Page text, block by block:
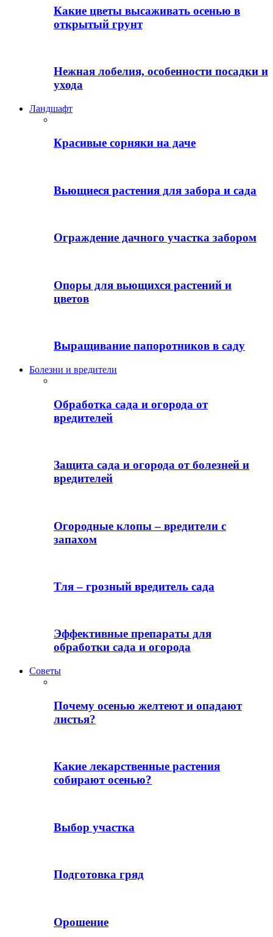
Какие цветы высаживать осенью в
открытый грунт
Нежная лобелия, особенности посадки и
ухода
Ландшафт
Красивые сорняки на даче
Вьющиеся растения для забора и сада
Ограждение дачного участка забором
Опоры для вьющихся растений и
цветов
Выращивание папоротников в саду
Болезни и вредители
Обработка сада и огорода от
вредителей
Защита сада и огорода от болезней и
вредителей
Огородные клопы – вредители с
запахом
Тля – грозный вредитель сада
Эффективные препараты для
обработки сада и огорода
Советы
Почему осенью желтеют и опадают
листья?
Какие лекарственные растения
собирают осенью?
Выбор участка
Подготовка гряд
Орошение